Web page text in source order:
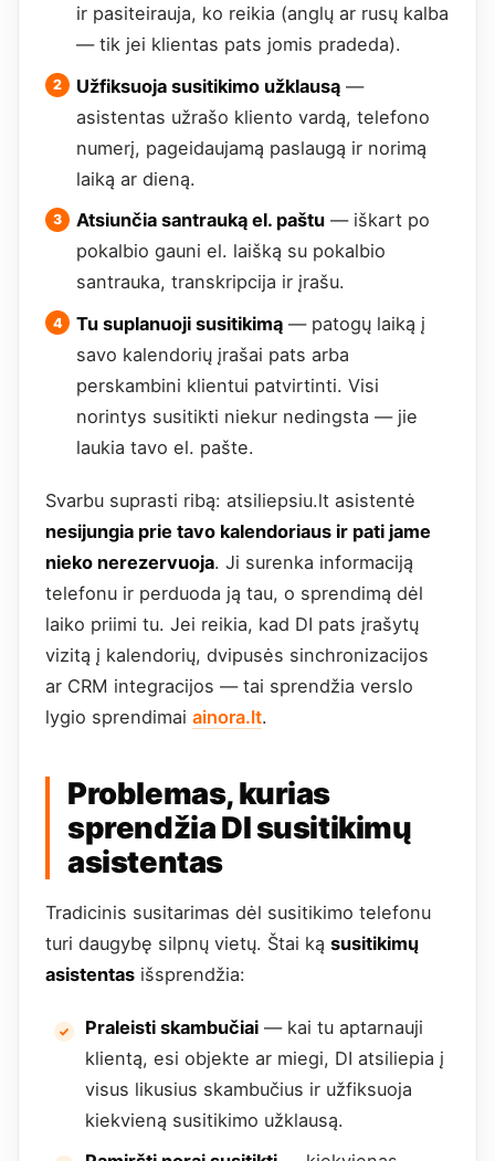
ir pasiteirauja, ko reikia (anglų ar rusų kalba
— tik jei klientas pats jomis pradeda).
Užfiksuoja susitikimo užklausą —
asistentas užrašo kliento vardą, telefono
numerį, pageidaujamą paslaugą ir norimą
laiką ar dieną.
Atsiunčia santrauką el. paštu — iškart po
pokalbio gauni el. laišką su pokalbio
santrauka, transkripcija ir įrašu.
Tu suplanuoji susitikimą — patogų laiką į
savo kalendorių įrašai pats arba
perskambini klientui patvirtinti. Visi
norintys susitikti niekur nedingsta — jie
laukia tavo el. pašte.
Svarbu suprasti ribą: atsiliepsiu.lt asistentė
nesijungia prie tavo kalendoriaus ir pati jame
nieko nerezervuoja. Ji surenka informaciją
telefonu ir perduoda ją tau, o sprendimą dėl
laiko priimi tu. Jei reikia, kad DI pats įrašytų
vizitą į kalendorių, dvipusės sinchronizacijos
ar CRM integracijos — tai sprendžia verslo
lygio sprendimai ainora.lt.
Problemas, kurias
sprendžia DI susitikimų
asistentas
Tradicinis susitarimas dėl susitikimo telefonu
turi daugybę silpnų vietų. Štai ką susitikimų
asistentas išsprendžia:
Praleisti skambučiai — kai tu aptarnauji
klientą, esi objekte ar miegi, DI atsiliepia į
visus likusius skambučius ir užfiksuoja
kiekvieną susitikimo užklausą.